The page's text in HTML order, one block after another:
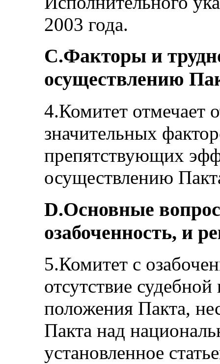
2003 года.
С.Факторы и
осуществлению
4.Комитет отмечает
значительных
препятствующих
осуществлению
D.Основные
озабоченность, и
5.Комитет с
отсутствие
положения Пакта,
Пакта над
установленное